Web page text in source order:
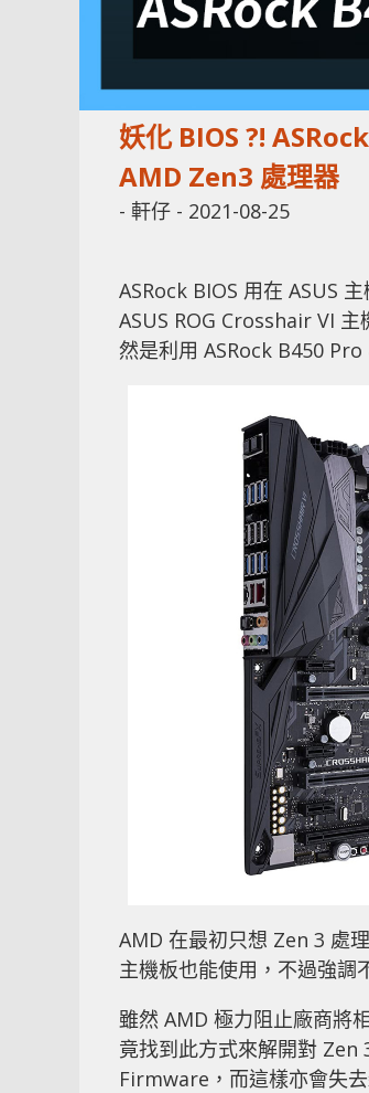
妖化 BIOS ?!
AMD Zen3 處理器
- 軒仔 - 2021-08-25
ASRock BIOS 用在 ASUS
ASUS ROG Crosshair VI
然是利用 ASRock B450 Pro
AMD 在最初只想 Zen 3 處
主機板也能使用，不過強調
雖然 AMD 極力阻止廠商將
竟找到此方式來解開對 Zen
Firmware，而這樣亦會失